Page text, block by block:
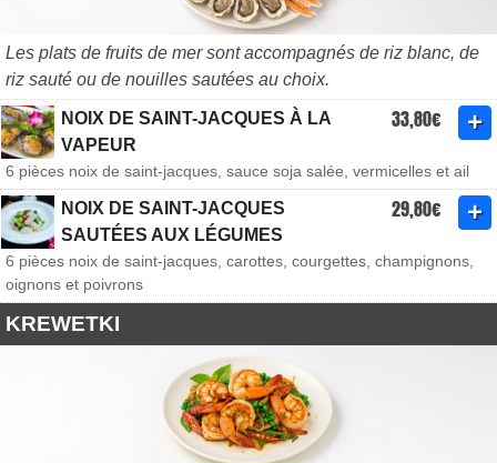
Les plats de fruits de mer sont accompagnés de riz blanc, de
riz sauté ou de nouilles sautées au choix.
NOIX DE SAINT-JACQUES À LA
VAPEUR
33,80€
6 pièces noix de saint-jacques, sauce soja salée, vermicelles et ail
NOIX DE SAINT-JACQUES
SAUTÉES AUX LÉGUMES
29,80€
6 pièces noix de saint-jacques, carottes, courgettes, champignons,
oignons et poivrons
KREWETKI